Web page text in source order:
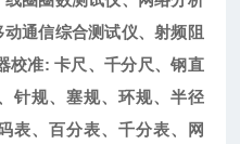
通信综合测试仪、射频阻
校准: 卡尺、千分尺、钢直
针规、塞规、环规、半径
表、百分表、千分表、网